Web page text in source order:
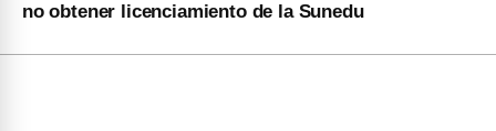
no obtener licenciamiento de la Sunedu